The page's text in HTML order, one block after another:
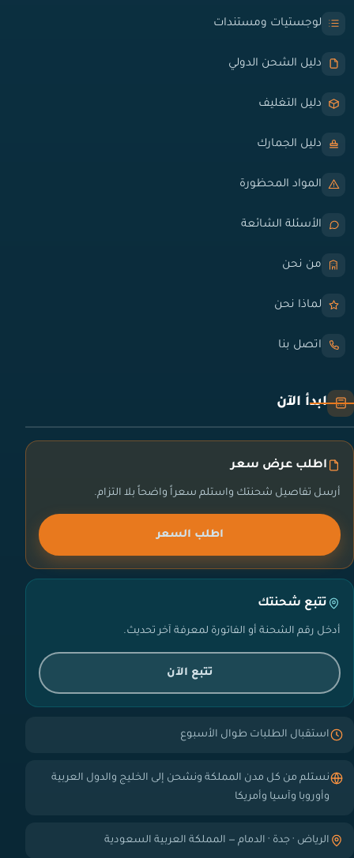
لوجستيات ومستندات
دليل الشحن الدولي
دليل التغليف
دليل الجمارك
المواد المحظورة
الأسئلة الشائعة
من نحن
لماذا نحن
اتصل بنا
ابدأ الآن
اطلب عرض سعر
أرسل تفاصيل شحنتك واستلم سعراً واضحاً بلا التزام.
اطلب السعر
تتبع شحنتك
أدخل رقم الشحنة أو الفاتورة لمعرفة آخر تحديث.
تتبع الآن
استقبال الطلبات طوال الأسبوع
نستلم من كل مدن المملكة ونشحن إلى الخليج والدول العربية
وأوروبا وآسيا وأمريكا
الرياض · جدة · الدمام — المملكة العربية السعودية